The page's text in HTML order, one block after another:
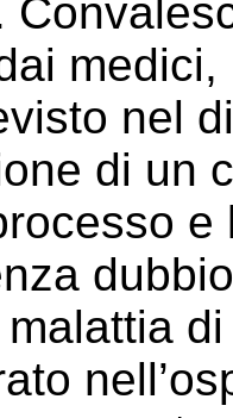
nel
di un